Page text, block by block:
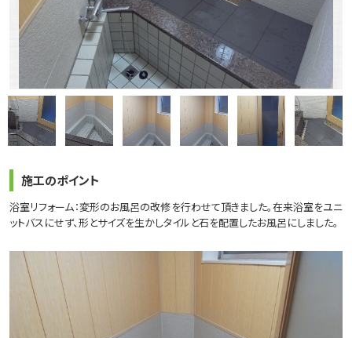
施工のポイント
浴室リフォーム：変形のお風呂の改修を行わせて頂きました。在来浴室をユニ
ットバスにせず、形とサイズを生かしタイルと石を配置したお風呂にしました。